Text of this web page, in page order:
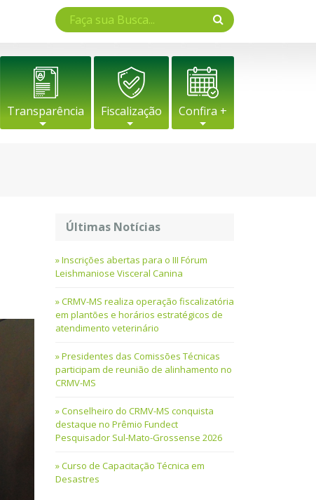
Transparência Fiscalização Confira +
Últimas Notícias
Inscrições abertas para o III Fórum
Leishmaniose Visceral Canina
CRMV-MS realiza operação fiscalizatória
em plantões e horários estratégicos de
atendimento veterinário
Presidentes das Comissões Técnicas
participam de reunião de alinhamento no
CRMV-MS
Conselheiro do CRMV-MS conquista
destaque no Prêmio Fundect
Pesquisador Sul-Mato-Grossense 2026
Curso de Capacitação Técnica em
Desastres